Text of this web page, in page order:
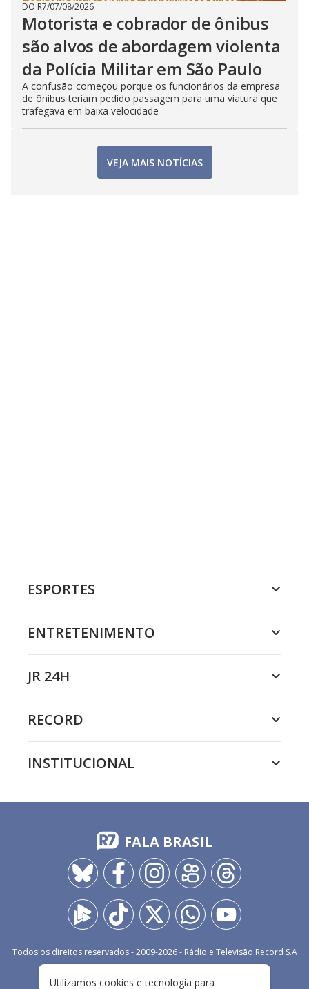
DO R7/07/08/2026
Motorista e cobrador de ônibus
são alvos de abordagem violenta
da Polícia Militar em São Paulo
A confusão começou porque os funcionários da empresa
de ônibus teriam pedido passagem para uma viatura que
trafegava em baixa velocidade
VEJA MAIS NOTÍCIAS
ESPORTES
ENTRETENIMENTO
JR 24H
RECORD
INSTITUCIONAL
FALA BRASIL
Todos os direitos reservados - 2009-2026- Rádio e Televisão Record S.A
Utilizamos cookies e tecnologia para